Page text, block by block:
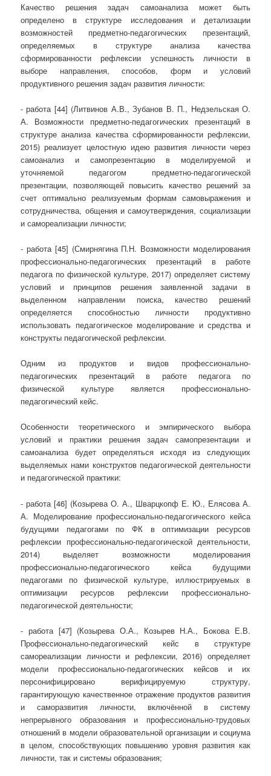
Качество решения задач самоанализа может быть
определено в структуре исследования и детализации
возможностей предметно-педагогических презентаций,
определяемых в структуре анализа качества
сформированности рефлексии успешность личности в
выборе направления, способов, форм и условий
продуктивного решения задач развития личности:
- работа [44] (Литвинов А.В., Зубанов В. П., Недзельская О.
А. Возможности предметно-педагогических презентаций в
структуре анализа качества сформированности рефлексии,
2015) реализует целостную идею развития личности через
самоанализ и самопрезентацию в моделируемой и
уточняемой педагогом предметно-педагогической
презентации, позволяющей повысить качество решений за
счет оптимально реализуемым формам самовыражения и
сотрудничества, общения и самоутверждения, социализации
и самореализации личности;
- работа [45] (Смирнягина П.Н. Возможности моделирования
профессионально-педагогических презентаций в работе
педагога по физической культуре, 2017) определяет систему
условий и принципов решения заявленной задачи в
выделенном направлении поиска, качество решений
определяется способностью личности продуктивно
использовать педагогическое моделирование и средства и
конструкты педагогической рефлексии.
Одним из продуктов и видов профессионально-
педагогических презентаций в работе педагога по
физической культуре является профессионально-
педагогический кейс.
Особенности теоретического и эмпирического выбора
условий и практики решения задач самопрезентации и
самоанализа будет определяться исходя из следующих
выделяемых нами конструктов педагогической деятельности
и педагогической практики:
- работа [46] (Козырева О. А., Шварцкопф Е. Ю., Елясова А.
А. Моделирование профессионально-педагогического кейса
будущими педагогами по ФК в оптимизации ресурсов
рефлексии профессионально-педагогической деятельности,
2014) выделяет возможности моделирования
профессионально-педагогического кейса будущими
педагогами по физической культуре, иллюстрируемых в
оптимизации ресурсов рефлексии профессионально-
педагогической деятельности;
- работа [47] (Козырева О.А., Козырев Н.А., Бокова Е.В.
Профессионально-педагогический кейс в структуре
самореализации личности и рефлексии, 2016) определяет
модели профессионально-педагогических кейсов и их
персонифицировано верифицируемую структуру,
гарантирующую качественное отражение продуктов развития
и саморазвития личности, включённой в систему
непрерывного образования и профессионально-трудовых
отношений в модели образовательной организации и социума
в целом, способствующих повышению уровня развития как
личности, так и системы образования;